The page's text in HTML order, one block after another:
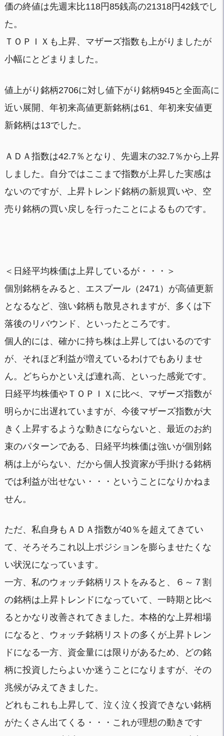
価の終値は先週末比118円85銭高の21318円42銭でし
た。
ＴＯＰＩＸも上昇、マザーズ指数も上がりましたが
小幅にとどまりました。
値上がり銘柄2706に対し値下がり銘柄945と全面高に
近い展開、年初来高値更新銘柄は61、年初来安値更
新銘柄は13でした。
ＡＤＡ指数は42.7％となり、先週末の32.7％から上昇
しました。自分ではここまで指数が上昇した実感は
ないのですが、上昇トレンド銘柄の新規買いや、空
売り銘柄の買い戻しを行ったことによるものです。
＜日経平均株価は上昇しているが・・・＞
個別銘柄をみると、エスプール（2471）が高値更新
となるなど、強い銘柄も散見されますが、多くは下
落後のリバウンド、といったところです。
個人的には、確かに持ち株は上昇してはいるのです
が、それほど利益が増えているわけでもありませ
ん。どちらかといえば連れ高、といった感覚です。
日経平均株価やＴＯＰＩＸに比べ、マザーズ指数が
明らかに出遅れていますが、今後マザーズ指数が大
きく上昇するような動きにならないと、最近のお約
束のパターンである、日経平均株価は強いが個別銘
柄は上がらない、だから個人投資家が手掛ける銘柄
では利益が出せない・・・ということになりかねま
せん。
ただ、私自身もＡＤＡ指数が40％を超えてきてい
て、そろそろこれ以上ポジションを膨らませたくな
い状況になっています。
一方、私のウォッチ銘柄リストをみると、６～７割
の銘柄は上昇トレンドになっていて、一時期と比べ
るとかなり改善されてきました。本格的な上昇相場
になると、ウォッチ銘柄リストの多くが上昇トレン
ドになる一方、資金量には限りがあるため、どの銘
柄に投資したらよいか迷うことになりますが、その
兆候がみえてきました。
どれもこれも上昇して、泣く泣く投資できない銘柄
がたくさん出てくる・・・これが理想の動きです